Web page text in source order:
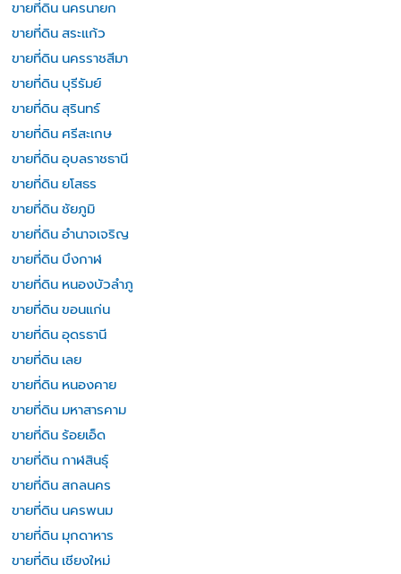
ขายที่ดิน นครนายก
ขายที่ดิน สระแก้ว
ขายที่ดิน นครราชสีมา
ขายที่ดิน บุรีรัมย์
ขายที่ดิน สุรินทร์
ขายที่ดิน ศรีสะเกษ
ขายที่ดิน อุบลราชธานี
ขายที่ดิน ยโสธร
ขายที่ดิน ชัยภูมิ
ขายที่ดิน อำนาจเจริญ
ขายที่ดิน บึงกาฬ
ขายที่ดิน หนองบัวลำภู
ขายที่ดิน ขอนแก่น
ขายที่ดิน อุดรธานี
ขายที่ดิน เลย
ขายที่ดิน หนองคาย
ขายที่ดิน มหาสารคาม
ขายที่ดิน ร้อยเอ็ด
ขายที่ดิน กาฬสินธุ์
ขายที่ดิน สกลนคร
ขายที่ดิน นครพนม
ขายที่ดิน มุกดาหาร
ขายที่ดิน เชียงใหม่